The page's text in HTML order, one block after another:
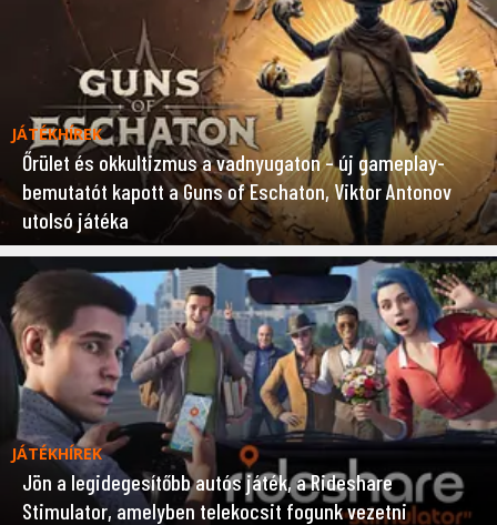
JÁTÉKHÍREK
Őrület és okkultizmus a vadnyugaton – új gameplay-
bemutatót kapott a Guns of Eschaton, Viktor Antonov
utolsó játéka
JÁTÉKHÍREK
Jön a legidegesítőbb autós játék, a Rideshare
Stimulator, amelyben telekocsit fogunk vezetni